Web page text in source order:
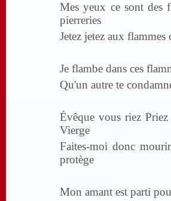
Mes yeux ce sont des
pierreries
Jetez jetez aux flammes
Je flambe dans ces
Qu'un autre te
Évêque vous riez
Vierge
Faites-moi donc
protège
Mon amant est parti